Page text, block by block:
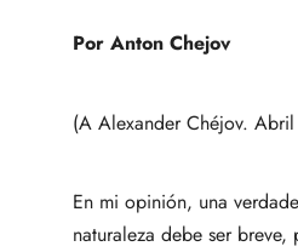
Por Anton Chejov
(A Alexander Chéjov.
En mi opinión, una
naturaleza debe ser breve,